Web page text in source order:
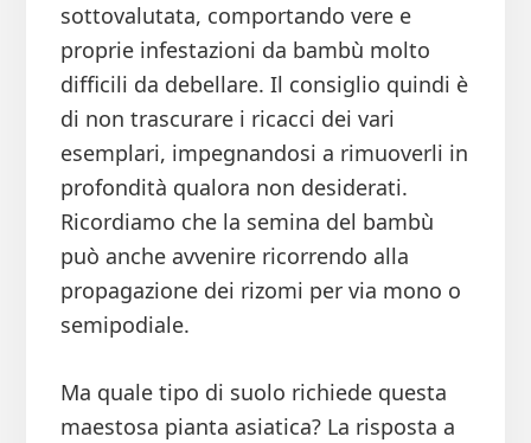
sottovalutata, comportando vere e
proprie infestazioni da bambù molto
difficili da debellare. Il consiglio quindi è
di non trascurare i ricacci dei vari
esemplari, impegnandosi a rimuoverli in
profondità qualora non desiderati.
Ricordiamo che la semina del bambù
può anche avvenire ricorrendo alla
propagazione dei rizomi per via mono o
semipodiale.
Ma quale tipo di suolo richiede questa
maestosa pianta asiatica? La risposta a